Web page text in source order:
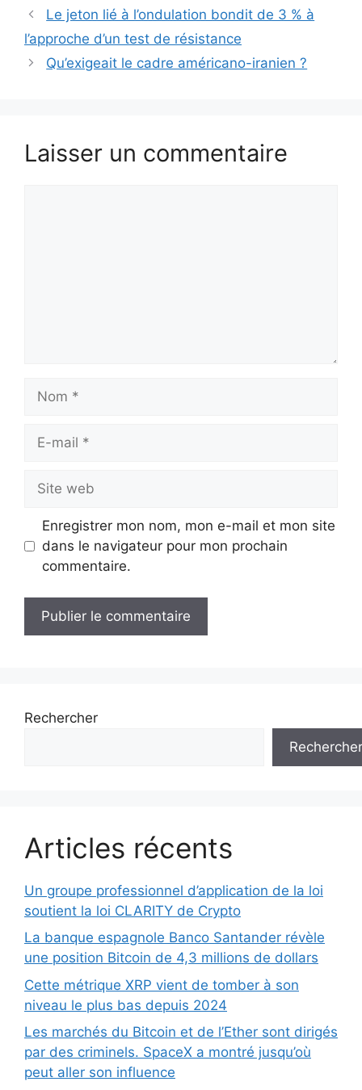
Le jeton lié à l’ondulation bondit de 3 % à
l’approche d’un test de résistance
Qu’exigeait le cadre américano-iranien ?
Laisser un commentaire
Nom
Site
web
Enregistrer mon nom, mon e-mail et mon site
dans le navigateur pour mon prochain
commentaire.
Rechercher
Rechercher
Articles récents
Un groupe professionnel d’application de la loi
soutient la loi CLARITY de Crypto
La banque espagnole Banco Santander révèle
une position Bitcoin de 4,3 millions de dollars
Cette métrique XRP vient de tomber à son
niveau le plus bas depuis 2024
Les marchés du Bitcoin et de l’Ether sont dirigés
par des criminels. SpaceX a montré jusqu’où
peut aller son influence